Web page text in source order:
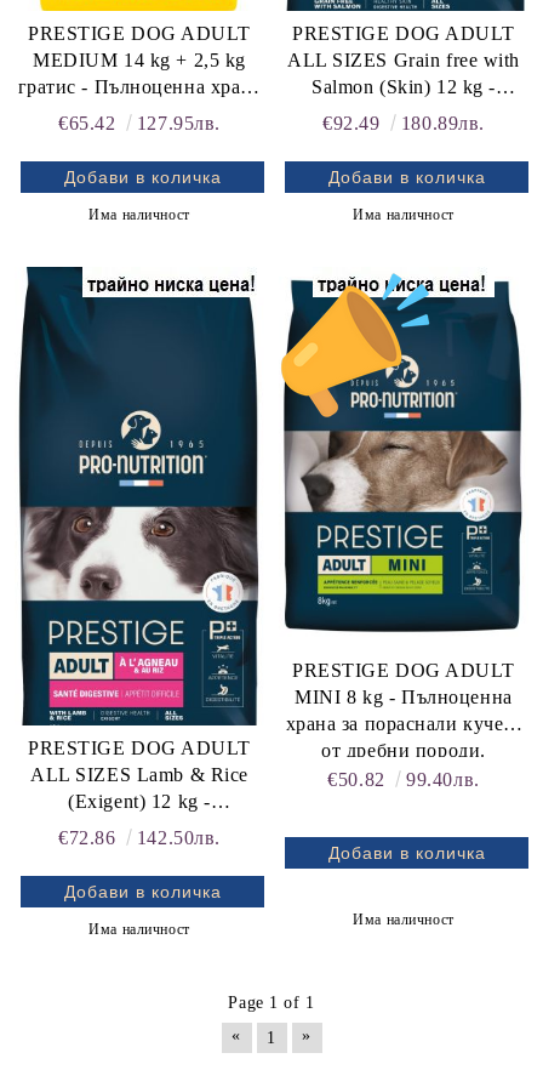
PRESTIGE DOG ADULT
MEDIUM 14 kg + 2,5 kg
гратис - Пълноценна храна
за пораснали кучета от
Произведена във Франция.
€65.42 127.95лв.
Има наличност
PRESTIGE DOG ADULT
ALL SIZES Grain free with
Salmon (Skin) 12 kg -
Пълноценна храна за
всички породи, БЕЗ
ЗЪРНО и ГЛУТЕН, с
ПРОБИОТИК, при
НА ИЗПРАЖНЕНИЯТА,
при МЕТЕОРИЗЪМ, много
ВКУСНА ХРАНА за
КАПРИЗНИ; КОЖА;
КОЗИНА
€92.49 180.89лв.
Има наличност
PRESTIGE DOG ADULT
ALL SIZES Lamb & Rice
(Exigent) 12 kg -
Пълноценна храна за
всички породи при
НАМАЛЕН и
ПРОБЛЕМЕН АПЕТИТ.
ориз. Произведена във
€72.86 142.50лв.
Има наличност
PRESTIGE DOG ADULT
MINI 8 kg - Пълноценна
храна за пораснали кучета
от дребни породи.
Произведена във Франция.
€50.82 99.40лв.
Има наличност
Page 1 of 1
«
1 »